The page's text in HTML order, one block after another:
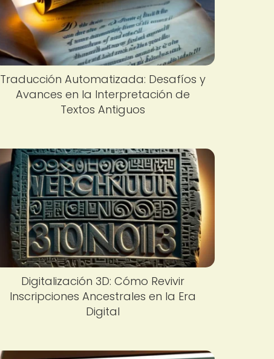
Traducción Automatizada: Desafíos y
Avances en la Interpretación de
Textos Antiguos
Digitalización 3D: Cómo Revivir
Inscripciones Ancestrales en la Era
Digital